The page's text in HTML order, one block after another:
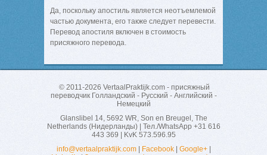
Да, поскольку апостиль является неотъемлемой
частью документа, его также следует перевести.
Перевод апостиля включен в стоимость
присяжного перевода.
© 2011-2026 VertaalPraktijk.com - присяжный
переводчик Голландский - Русский - Английский -
Немецкий
Glanslibel 14, 5692 WR, Son en Breugel , The
Netherlands (Нидерланды)
| Тел./WhatsApp +31 616
443 369 | KvK 573.596.95
info@vertaalpraktijk.com| Facebook| Google+|